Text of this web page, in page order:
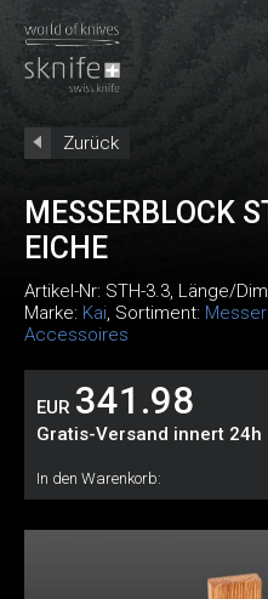
Zurück
MESSERBLOCK
EICHE
Artikel-Nr: STH-3.3, Länge/
Marke: Kai, Sortiment:
Accessoires
EUR 341.98
Gratis-Versand innert 24h
In den Warenkorb: